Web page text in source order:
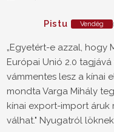
Pistu Vendég
„Egyetért-e azzal, hogy
Európai Unió 2.0
vámmentes lesz a kínai
mondta Varga Mihály
kínai export-import
válhat." Nyugatról